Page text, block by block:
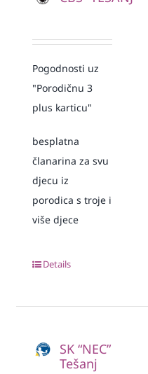
Pogodnosti uz
"Porodičnu 3
plus karticu"
besplatna
članarina za svu
djecu iz
porodica s troje i
više djece
Details
SK “NEC”
Tešanj